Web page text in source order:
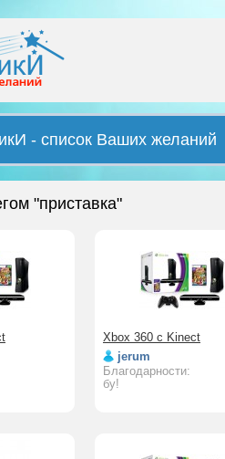
- список Ваших желаний
"приставка"
Xbox 360 c Kinect
jerum
Благодарности:
бу!